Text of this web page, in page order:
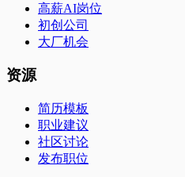
高薪AI岗位
初创公司
大厂机会
资源
简历模板
职业建议
社区讨论
发布职位